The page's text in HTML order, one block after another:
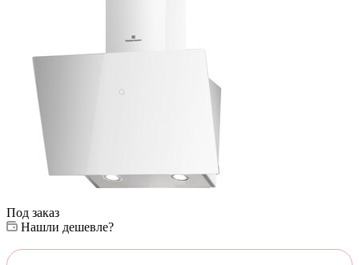
Под заказ
Нашли дешевле?